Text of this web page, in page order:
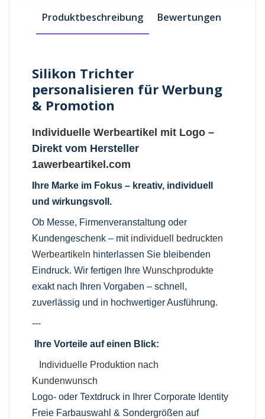
Produktbeschreibung Bewertungen
Silikon Trichter
personalisieren für Werbung
& Promotion
Individuelle Werbeartikel mit Logo –
Direkt vom Hersteller
1awerbeartikel.com
Ihre Marke im Fokus – kreativ, individuell
und wirkungsvoll.
Ob Messe, Firmenveranstaltung oder
Kundengeschenk – mit individuell bedruckten
Werbeartikeln hinterlassen Sie bleibenden
Eindruck. Wir fertigen IhreWunschprodukte
exakt nach Ihren Vorgaben – schnell,
zuverlässig und in hochwertiger Ausführung.
---
Ihre Vorteile auf einen Blick:
Individuelle Produktion nach
Kundenwunsch
Logo- oder Textdruck in Ihrer Corporate Identity
Freie Farbauswahl & Sondergrößen auf